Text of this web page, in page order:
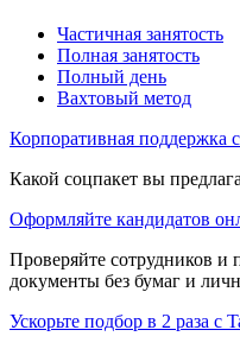
Частичная занятость
Полная занятость
Полный день
Вахтовый метод
Корпоративная поддержка
Какой соцпакет вы
Оформляйте кандидатов
Проверяйте сотрудников и
документы без бумаг и
Ускорьте подбор в 2 раза с